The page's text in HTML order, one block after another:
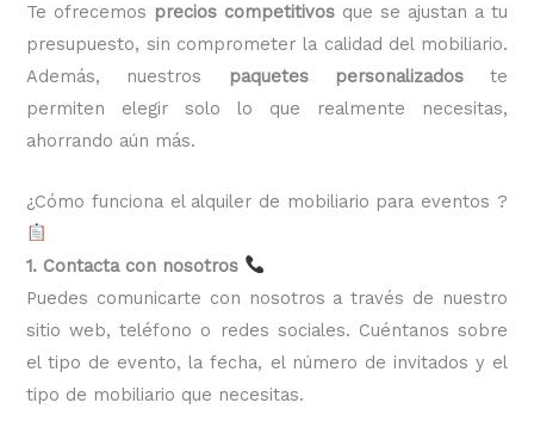
Te ofrecemos precios competitivos que se ajustan a tu
presupuesto, sin comprometer la calidad del mobiliario.
Además, nuestros
paquetes personalizadoste
permiten elegir solo lo que realmente necesitas,
ahorrando aún más.
¿Cómo funciona el alquiler de mobiliario para eventos ?
1. Contacta con nosotros
Puedes comunicarte con nosotros a través de nuestro
sitio web, teléfono o redes sociales. Cuéntanos sobre
el tipo de evento, la fecha, el número de invitados y el
tipo de mobiliario que necesitas.